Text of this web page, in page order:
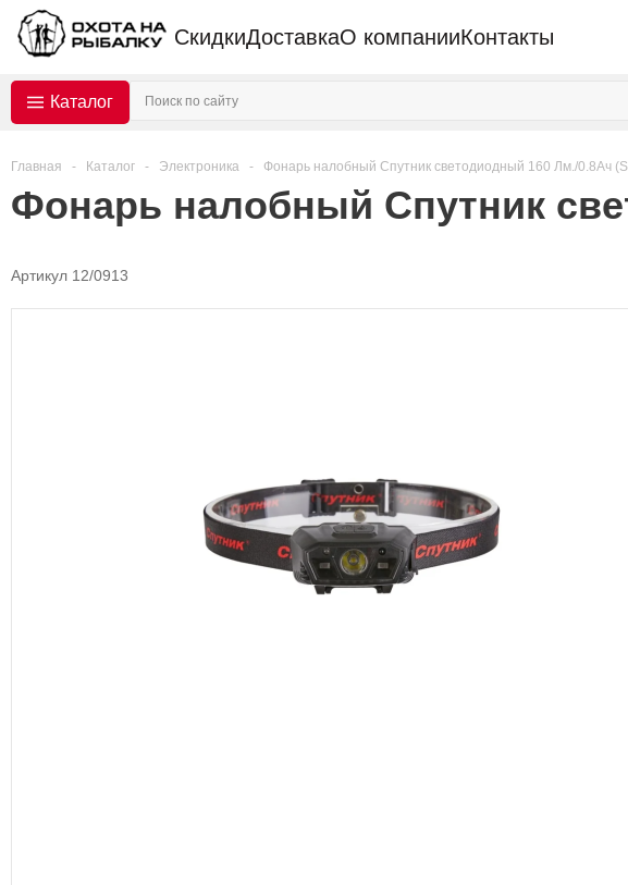
СкидкиДоставкаО компанииКонтакты
Каталог
Главная - Каталог - Электроника - Фонарь налобный Спутник светодиодный 160 Лм./0.8Ач
Фонарь налобный Спутник
Артикул 12/0913